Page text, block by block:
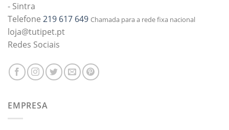
- Sintra
Telefone 219 617 649 Chamada para a rede fixa nacional
loja@tutipet.pt
Redes Sociais
EMPRESA